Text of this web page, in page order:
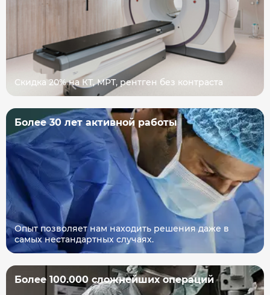
Скидка 20% на КТ, МРТ, рентген без контраста
Более 30 лет активной работы
Опыт позволяет нам находить решения даже в
самых нестандартных случаях.
Более 100.000 сложнейших операций